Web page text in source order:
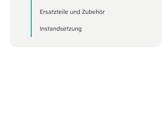
Ersatzteile und Zubehör
Instandsetzung